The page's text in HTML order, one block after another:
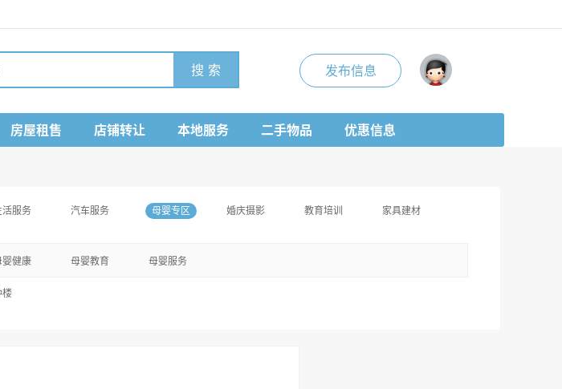
搜 索 发布信息
房屋租售 店铺转让 本地服务 二手物品 优惠信息
活服务 汽车服务 母婴专区 婚庆摄影 教育培训
家具建材
婴健康 母婴教育 母婴服务
楼